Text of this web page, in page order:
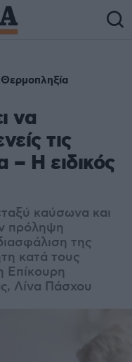
Θερμοπληξία
να
τις
Η ειδικός
καύσωνα και
πρόληψη
της
κατά τους
Επίκουρη
Λίνα Πάσχου